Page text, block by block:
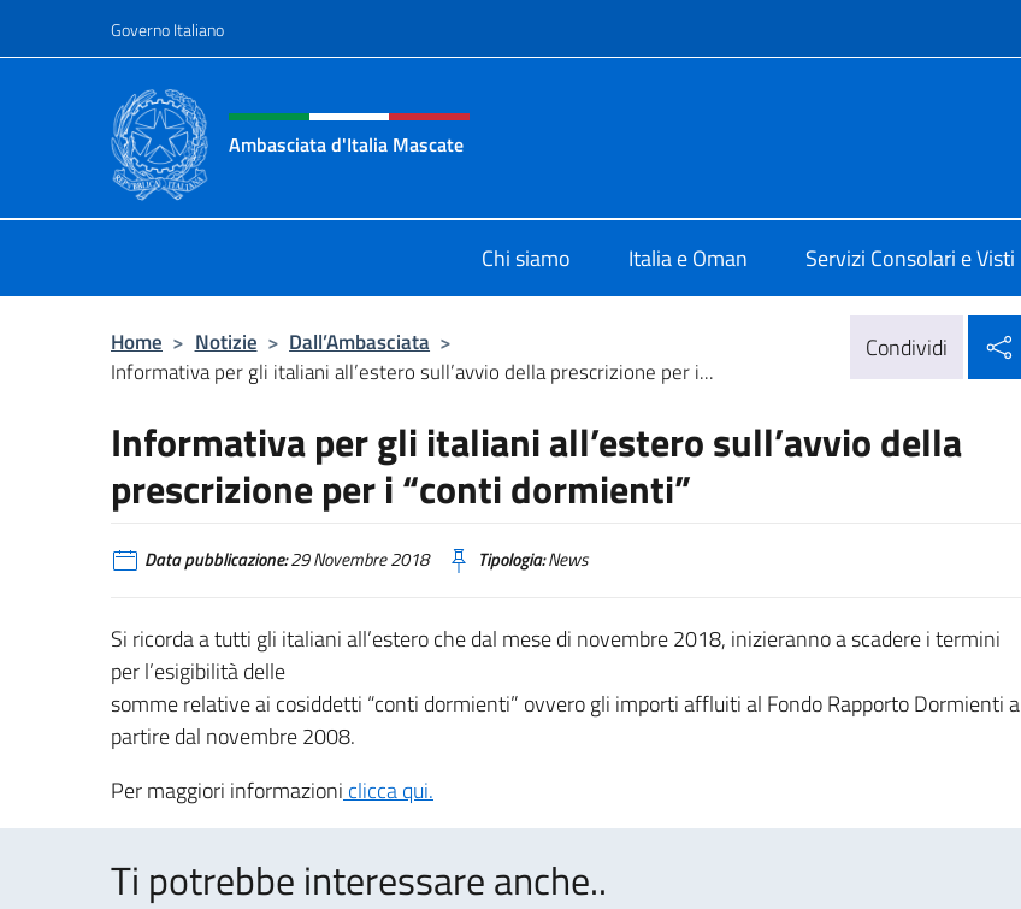
Governo Italiano
Intestazione sito, social e menù
Ambasciata d'Italia Mascate
Chi siamo Italia e Oman Servizi Consolari e Visti
Home > Notizie > Dall’Ambasciata >
Informativa per gli italiani all’estero sull’avvio della prescrizione per i...
Condividi
Informativa per gli italiani all’estero sull’avvio della
prescrizione per i “conti dormienti”
Data pubblicazione:29 Novembre 2018 Tipologia:News
Si ricorda a tutti gli italiani all’estero che dal mese di novembre 2018, inizieranno a scadere i termini
per l’esigibilità delle
somme relative ai cosiddetti “conti dormienti” ovvero gli importi affluiti al Fondo Rapporto Dormienti a
partire dal novembre 2008.
Per maggiori informazioni clicca qui.
Ti potrebbe interessare anche..